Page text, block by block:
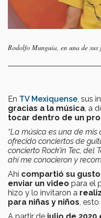
Rodolfo Munguía, en una de sus
En TV Mexiquense, sus
gracias a la música, a
tocar dentro de un
“La música es una de
ofrecido conciertos de
concierto Rock’in Tec, del
ahí me conocieron y
Ahí compartió su
enviar un video para el
hizo y lo invitaron a
para niñas y niños,